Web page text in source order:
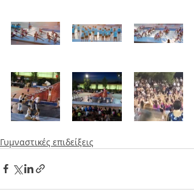
Γυμναστικές επιδείξεις